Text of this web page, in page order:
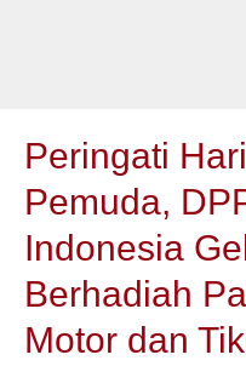
Peringati
Pemuda,
Indonesia
Berhadiah
Motor dan